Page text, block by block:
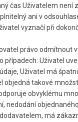
čas Uživatelem není
ani v
vyznačí při
právo odmítnout
případech: Uživatel
Uživatel má
objedná takové
obvyklému
nedodání
má